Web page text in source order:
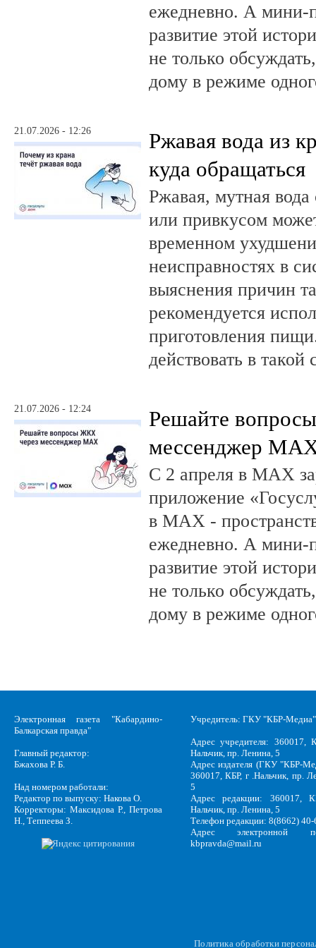
ежедневно. А мини-
развитие этой
не только
дому в режиме
21.07.2026 - 12:26
Ржавая вода из
куда обращаться
Ржавая, мутная
или привкусом
временном
неисправностях в
выяснения причин
рекомендуется
приготовления
действовать в такой
21.07.2026 - 12:24
Решайте
мессенджер
С 2 апреля в MAX
приложение
в MAX -
ежедневно. А мини-
развитие этой
не только
дому в режиме
Электронная газета "Кабардино-
Балкарская правда"
Главный редактор:
Бжахова Р. Б.
Над номером работали:
Редактор по выпуску: Накова О.
Корректоры: Максидова Р., Петрова
Н., Теппеева З.
Учредитель: ГКУ "КБР-Медиа"
Адрес учредителя: 360017,
Нальчик, пр. Ленина, 5
Адрес издателя (ГКУ "КБР-
360017, КБР, г .Нальчик, пр.
5
Адрес редакции: 360017,
Нальчик, пр. Ленина, 5
Телефон редакции: 8(8662)
Адрес электронной
kbpravda@mail.ru
Политика обработки